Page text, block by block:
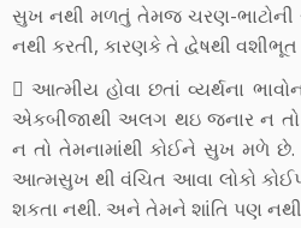
સુખ નથી મળતું તેમજ ચરણ-ભાટોની
નથી કરતી, કારણકે તે દ્વેષથી
 આત્મીય હોવા છતાં વ્યર્થના
એકબીજાથી અલગ થઇ જનાર ન તો
ન તો તેમનામાંથી કોઈને સુખ મળે છે.
આત્મસુખ થી વંચિત આવા લોકો
શકતા નથી. અને તેમને શાંતિ પણ